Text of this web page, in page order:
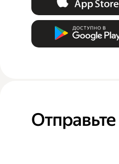
Отправьте